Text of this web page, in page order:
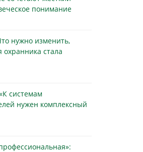
понимание
нужно изменить,
стала
системам
нужен комплексный